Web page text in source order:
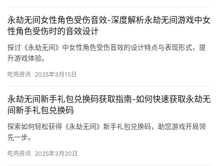
永劫无间女性角色受伤音效-深度解析永劫无间游戏中女
性角色受伤时的音效设计
探讨《永劫无间》中女性角色受伤音效的设计特点与表现形式，提
升游戏体验。
吃鸡资讯 2025年3月15日
永劫无间新手礼包兑换码获取指南-如何快速获取永劫无
间新手礼包兑换码
探索如何轻松获得《永劫无间》新手礼包兑换码，助您游戏开局领
先一步。
吃鸡资讯 2025年3月20日